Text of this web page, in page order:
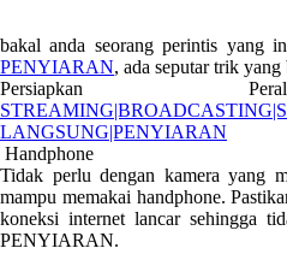
bakal anda seorang perintis yang
PENYIARAN, ada seputar trik
Persiapkan
LANGSUNG|PENYIARAN
Handphone
Tidak perlu dengan kamera yang
mampu memakai handphone.
koneksi internet lancar sehingga
PENYIARAN.